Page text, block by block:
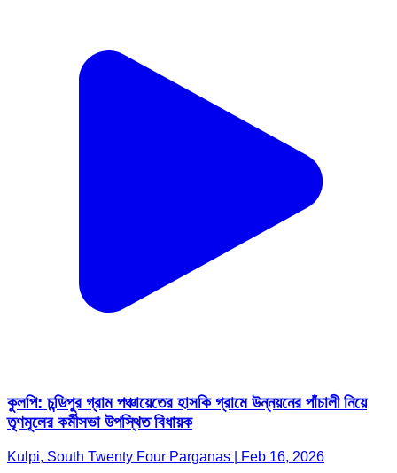
কুলপি: চন্ডিপুর গ্রাম পঞ্চায়েতের হাসকি গ্রামে উন্নয়নের পাঁচালী নিয়ে
তৃণমূলের কর্মীসভা উপস্থিত বিধায়ক
Kulpi, South Twenty Four Parganas | Feb 16, 2026